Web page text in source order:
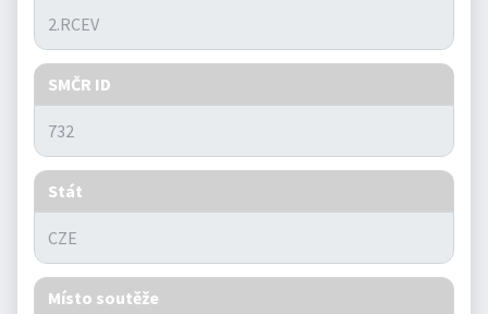
SMČR ID
Stát
Místo soutěže